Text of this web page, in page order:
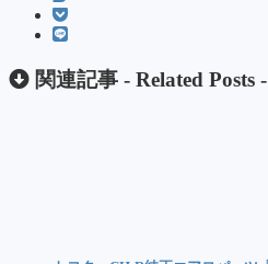
関連記事 - Related Posts -